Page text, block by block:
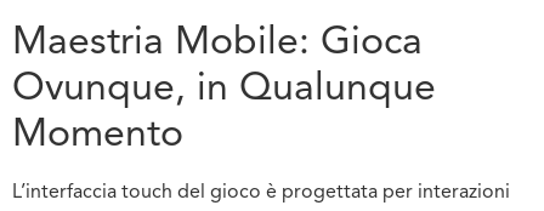
Maestria Mobile: Gioca
Ovunque, in Qualunque
Momento
L’interfaccia touch del gioco è progettata per interazioni